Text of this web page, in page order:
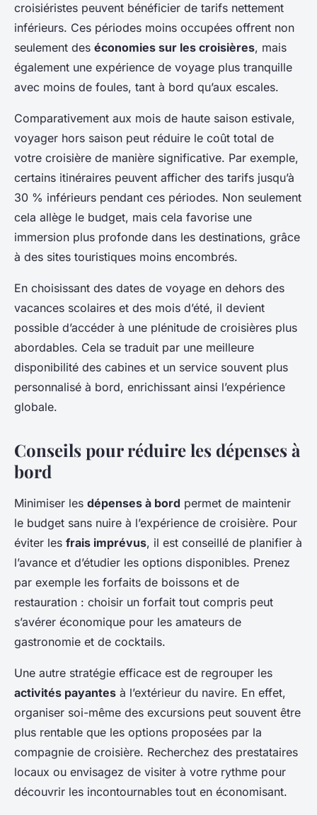
croisiéristes peuvent bénéficier de tarifs nettement
inférieurs. Ces périodes moins occupées offrent non
seulement des économies sur les croisières, mais
également une expérience de voyage plus tranquille
avec moins de foules, tant à bord qu’aux escales.
Comparativement aux mois de haute saison estivale,
voyager hors saison peut réduire le coût total de
votre croisière de manière significative. Par exemple,
certains itinéraires peuvent afficher des tarifs jusqu’à
30 % inférieurs pendant ces périodes. Non seulement
cela allège le budget, mais cela favorise une
immersion plus profonde dans les destinations, grâce
à des sites touristiques moins encombrés.
En choisissant des dates de voyage en dehors des
vacances scolaires et des mois d’été, il devient
possible d’accéder à une plénitude de croisières plus
abordables. Cela se traduit par une meilleure
disponibilité des cabines et un service souvent plus
personnalisé à bord, enrichissant ainsi l’expérience
globale.
Conseils pour réduire les dépenses à
bord
Minimiser les dépenses à bord permet de maintenir
le budget sans nuire à l’expérience de croisière. Pour
éviter les frais imprévus, il est conseillé de planifier à
l’avance et d’étudier les options disponibles. Prenez
par exemple les forfaits de boissons et de
restauration : choisir un forfait tout compris peut
s’avérer économique pour les amateurs de
gastronomie et de cocktails.
Une autre stratégie efficace est de regrouper les
activités payantes à l’extérieur du navire. En effet,
organiser soi-même des excursions peut souvent être
plus rentable que les options proposées par la
compagnie de croisière. Recherchez des prestataires
locaux ou envisagez de visiter à votre rythme pour
découvrir les incontournables tout en économisant.